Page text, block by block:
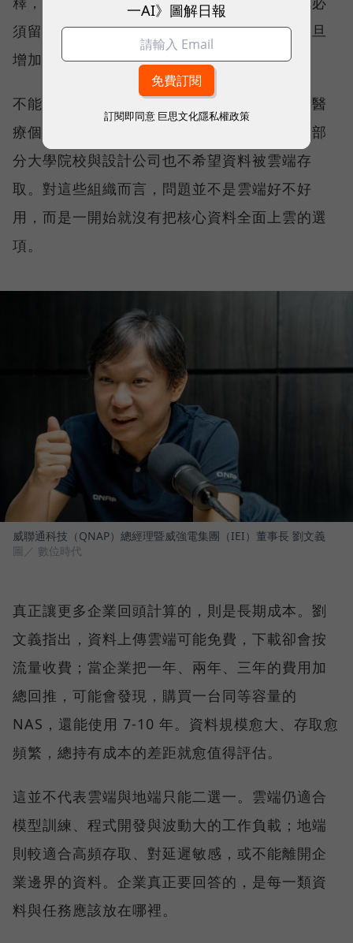
須留在靠近使用者與應用的地方；運算需求一旦
增加，承接資料的裝置也自然被推向地端 AI。
不能上雲的名單比想像中長。醫療業持有大量醫
療個資，金融與保險業受到合規與法規限制，部
分大學院校與設計公司也不希望資料被雲端存
取。對這些組織而言，問題並不是雲端好不好
用，而是一開始就沒有把核心資料全面上雲的選
項。
威聯通科技（QNAP）總經理暨威強電集團（IEI）董事長 劉文義
圖／ 數位時代
真正讓更多企業回頭計算的，則是長期成本。劉
文義指出，資料上傳雲端可能免費，下載卻會按
流量收費；當企業把一年、兩年、三年的費用加
總回推，可能會發現，購買一台同等容量的
NAS，還能使用 7-10 年。資料規模愈大、存取愈
頻繁，總持有成本的差距就愈值得評估。
這並不代表雲端與地端只能二選一。雲端仍適合
模型訓練、程式開發與波動大的工作負載；地端
則較適合高頻存取、對延遲敏感，或不能離開企
業邊界的資料。企業真正要回答的，是每一類資
料與任務應該放在哪裡。
一AI》圖解日報
訂閱即同意 巨思文化隱私權政策